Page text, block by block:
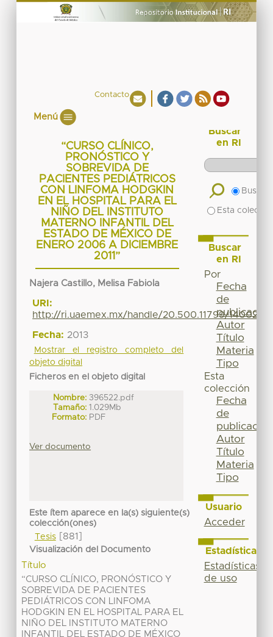
Contacto
Menú
“CURSO CLÍNICO,
PRONÓSTICO Y
SOBREVIDA DE
PACIENTES PEDIÁTRICOS
CON LINFOMA HODGKIN
EN EL HOSPITAL PARA EL
NIÑO DEL INSTITUTO
MATERNO INFANTIL DEL
ESTADO DE MÉXICO DE
ENERO 2006 A DICIEMBRE
2011”
Najera Castillo, Melisa Fabiola
URI:
http://ri.uaemex.mx/handle/20.500.11799/14002
Fecha: 2013
Mostrar el registro completo del
objeto digital
Ficheros en el objeto digital
Nombre: 396522.pdf
Tamaño: 1.029Mb
Formato: PDF
Ver documento
Este ítem aparece en la(s) siguiente(s)
colección(ones)
Tesis[881]
Visualización del Documento
Título
“CURSO CLÍNICO, PRONÓSTICO Y
SOBREVIDA DE PACIENTES
PEDIÁTRICOS CON LINFOMA
HODGKIN EN EL HOSPITAL PARA EL
NIÑO DEL INSTITUTO MATERNO
INFANTIL DEL ESTADO DE MÉXICO
Buscar
en RI
Buscar
Esta
Buscar
en RI
Por
Fecha
de
publicación
Autor
Título
Materia
Tipo
Esta
colección
Fecha
de
publicación
Autor
Título
Materia
Tipo
Usuario
Acceder
Estadísticas
Estadísticas
de uso